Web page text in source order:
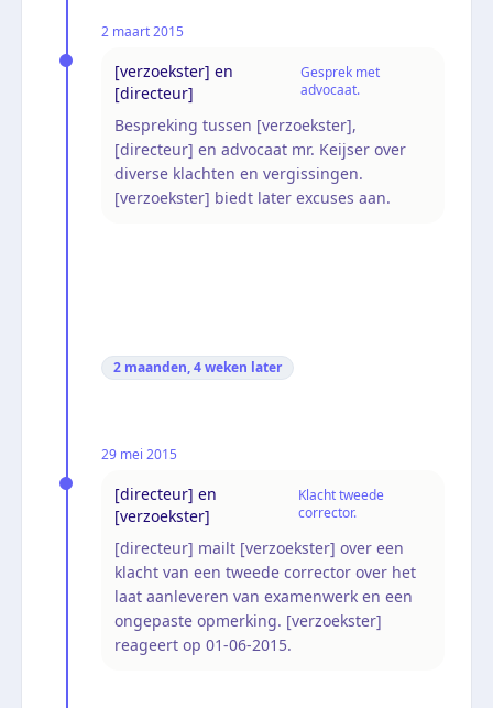
2 maart 2015
[verzoekster] en
[directeur]
Gesprek met
advocaat.
Bespreking tussen [verzoekster],
[directeur] en advocaat mr. Keijser over
diverse klachten en vergissingen.
[verzoekster] biedt later excuses aan.
2 maanden, 4 weken later
29 mei 2015
[directeur] en
[verzoekster]
Klacht tweede
corrector.
[directeur] mailt [verzoekster] over een
klacht van een tweede corrector over het
laat aanleveren van examenwerk en een
ongepaste opmerking. [verzoekster]
reageert op 01-06-2015.